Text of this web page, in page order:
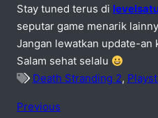
Stay tuned terus di
seputar game menarik
Jangan lewatkan update-an
Salam sehat selalu
Death Stranding 2,
Previous